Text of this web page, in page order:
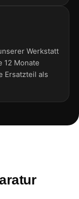
Werkstatt
12 Monate
Ersatzteil als